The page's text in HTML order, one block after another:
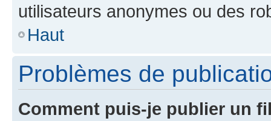
utilisateurs anonymes ou des
Haut
Problèmes de
Comment puis-je publier un